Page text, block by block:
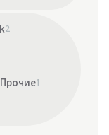
2
Прочие1